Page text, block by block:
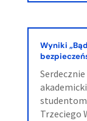
Wyniki
Trzeciego